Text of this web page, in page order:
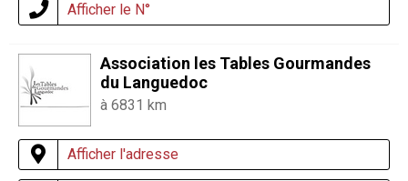
Afficher le N°
Association les Tables Gourmandes
du Languedoc
à 6831 km
Afficher l'adresse